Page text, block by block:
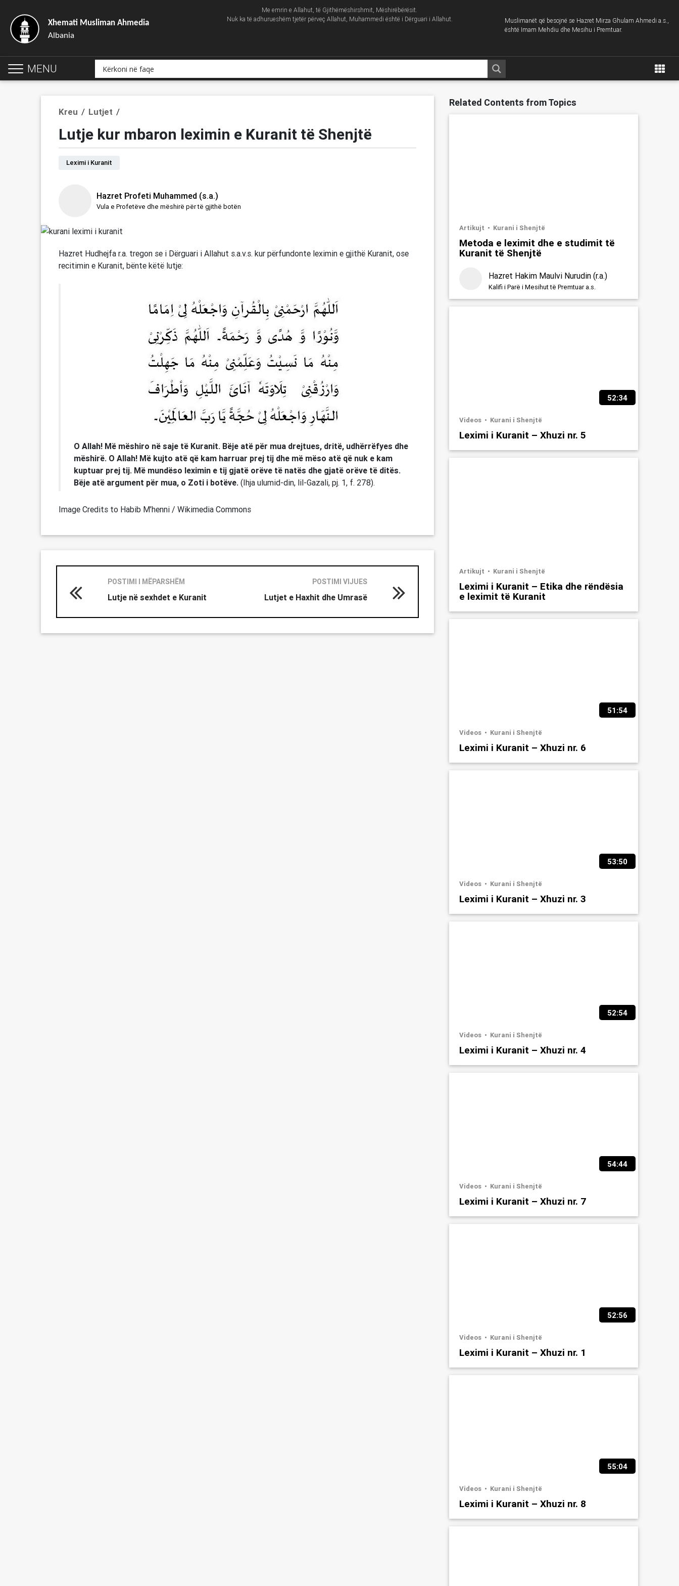
Me emrin e Allahut, të Gjithëmëshirshmit, Mëshirëbërësit.
Nuk ka të adhurueshëm tjetër përveç Allahut, Muhammedi është i Dërguari i Allahut.
Xhemati Musliman Ahmedia
Albania
Muslimanët që besojnë se Hazret Mirza Ghulam Ahmedi a.s.,
është Imam Mehdiu dhe Mesihu i Premtuar.
MENU
Kreu / Lutjet /
Lutje kur mbaron leximin e Kuranit të Shenjtë
Leximi i Kuranit
Hazret Profeti Muhammed (s.a.)
Vula e Profetëve dhe mëshirë për të gjithë botën
Hazret Hudhejfa r.a. tregon se i Dërguari i Allahut s.a.v.s. kur përfundonte leximin e gjithë Kuranit, ose
recitimin e Kuranit, bënte këtë lutje:
O Allah! Më mëshiro në saje të Kuranit. Bëje atë për mua drejtues, dritë, udhërrëfyes dhe
mëshirë. O Allah! Më kujto atë që kam harruar prej tij dhe më mëso atë që nuk e kam
kuptuar prej tij. Më mundëso leximin e tij gjatë orëve të natës dhe gjatë orëve të ditës.
Bëje atë argument për mua, o Zoti i botëve. (Ihja ulumid-din, lil-Gazali, pj. 1, f. 278).
Image Credits to Habib M’henni / Wikimedia Commons
POSTIMI I MËPARSHËM
Lutje në sexhdet e Kuranit
POSTIMI VIJUES
Lutjet e Haxhit dhe Umrasë
Related Contents from Topics
Artikujt Kurani i Shenjtë
Metoda e leximit dhe e studimit të
Kuranit të Shenjtë
Hazret Hakim Maulvi Nurudin (r.a.)
Kalifi i Parë i Mesihut të Premtuar a.s.
52:34
Videos Kurani i Shenjtë
Leximi i Kuranit – Xhuzi nr. 5
Artikujt Kurani i Shenjtë
Leximi i Kuranit – Etika dhe rëndësia
e leximit të Kuranit
51:54
Videos Kurani i Shenjtë
Leximi i Kuranit – Xhuzi nr. 6
53:50
Videos Kurani i Shenjtë
Leximi i Kuranit – Xhuzi nr. 3
52:54
Videos Kurani i Shenjtë
Leximi i Kuranit – Xhuzi nr. 4
54:44
Videos Kurani i Shenjtë
Leximi i Kuranit – Xhuzi nr. 7
52:56
Videos Kurani i Shenjtë
Leximi i Kuranit – Xhuzi nr. 1
55:04
Videos Kurani i Shenjtë
Leximi i Kuranit – Xhuzi nr. 8